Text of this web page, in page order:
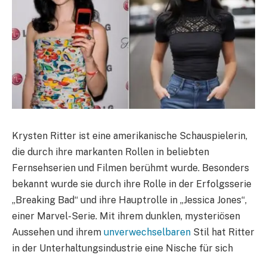
Krysten Ritter ist eine amerikanische Schauspielerin,
die durch ihre markanten Rollen in beliebten
Fernsehserien und Filmen berühmt wurde. Besonders
bekannt wurde sie durch ihre Rolle in der Erfolgsserie
„Breaking Bad“ und ihre Hauptrolle in „Jessica Jones“,
einer Marvel-Serie. Mit ihrem dunklen, mysteriösen
Aussehen und ihrem unverwechselbaren Stil hat Ritter
in der Unterhaltungsindustrie eine Nische für sich